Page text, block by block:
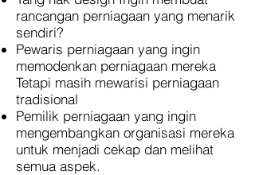
rancangan perniagaan yang menarik
sendiri?
Pewaris perniagaan yang ingin
memodenkan perniagaan mereka
Tetapi masih mewarisi perniagaan
tradisional
Pemilik perniagaan yang ingin
mengembangkan organisasi mereka
untuk menjadi cekap dan melihat
semua aspek.